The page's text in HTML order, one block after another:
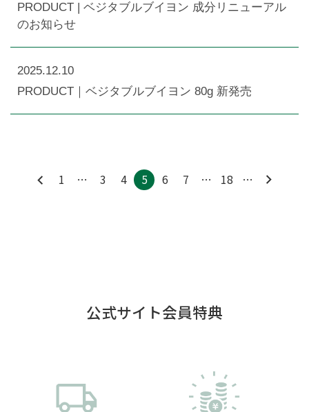
PRODUCT | ​ベジタブルブイヨン 成分リニューアル
のお知らせ
2025.12.10
PRODUCT｜ベジタブルブイヨン 80g 新発売
1 … 3 4 5 6 7 … 18 …
公式サイト会員特典